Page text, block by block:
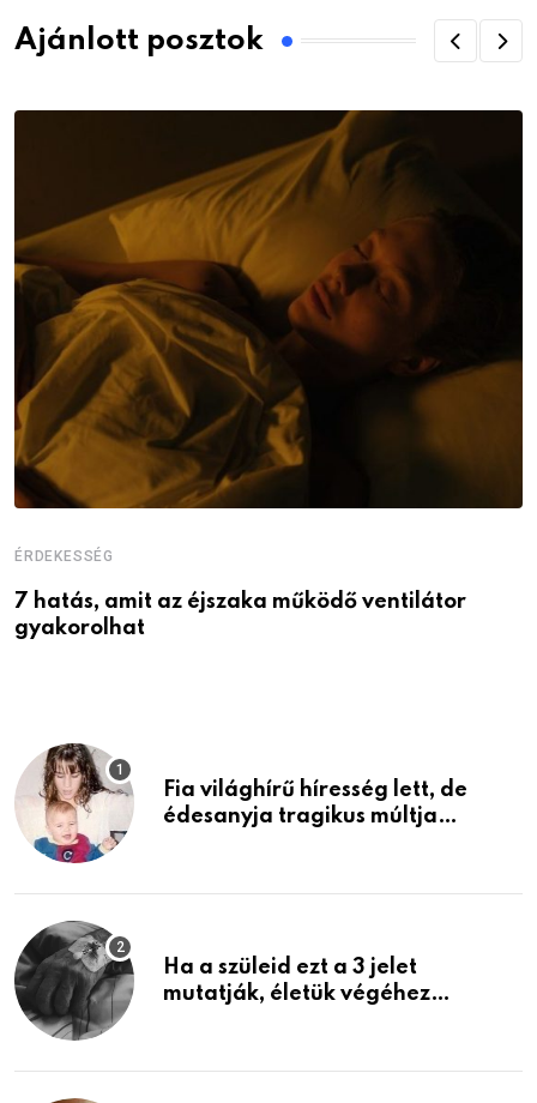
Ajánlott posztok
ÉRDEKESSÉG
7 hatás, amit az éjszaka működő ventilátor
gyakorolhat
Fia világhírű híresség lett, de
édesanyja tragikus múltja
Ha a szüleid ezt a 3 jelet
mutatják, életük végéhez